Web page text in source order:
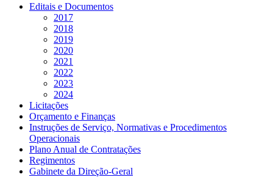
Editais e Documentos
2017
2018
2019
2020
2021
2022
2023
2024
Licitações
Orçamento e Finanças
Instruções de Serviço, Normativas e Procedimentos
Operacionais
Plano Anual de Contratações
Regimentos
Gabinete da Direção-Geral